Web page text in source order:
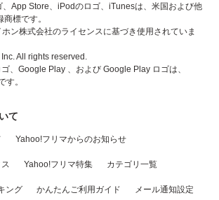
、App Store、iPodのロゴ、iTunesは、米国および他
標です。
ン株式会社のライセンスに基づき使用されていま
All rights reserved.
、Google Play 、および Google Play ロゴは、
す。
て
Yahoo!フリマからのお知らせ
Yahoo!フリマ特集 カテゴリ一覧
ング かんたんご利用ガイド メール通知設定